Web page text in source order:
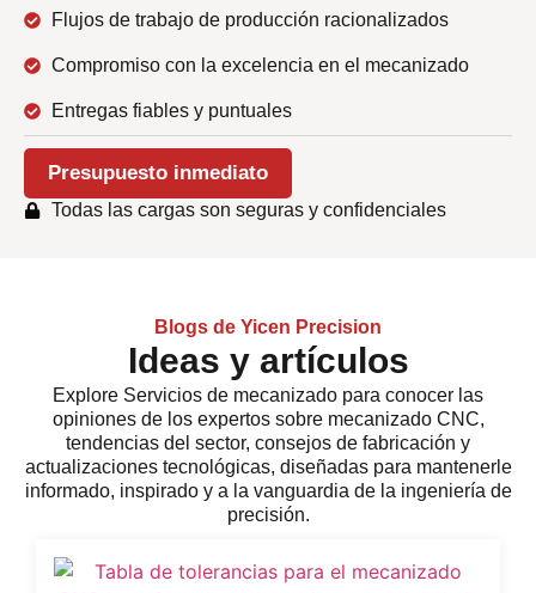
Flujos de trabajo de producción racionalizados
Compromiso con la excelencia en el mecanizado
Entregas fiables y puntuales
Presupuesto inmediato
Todas las cargas son seguras y confidenciales
Blogs de Yicen Precision
Ideas y artículos
Explore Servicios de mecanizado para conocer las
opiniones de los expertos sobre mecanizado CNC,
tendencias del sector, consejos de fabricación y
actualizaciones tecnológicas, diseñadas para mantenerle
informado, inspirado y a la vanguardia de la ingeniería de
precisión.